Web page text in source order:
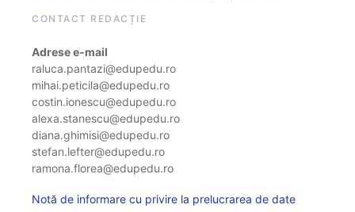
CONTACT REDACȚIE
Adrese e-mail
raluca.pantazi@edupedu.ro
mihai.peticila@edupedu.ro
costin.ionescu@edupedu.ro
alexa.stanescu@edupedu.ro
diana.ghimisi@edupedu.ro
stefan.lefter@edupedu.ro
ramona.florea@edupedu.ro
Notă de informare cu privire la prelucrarea de date